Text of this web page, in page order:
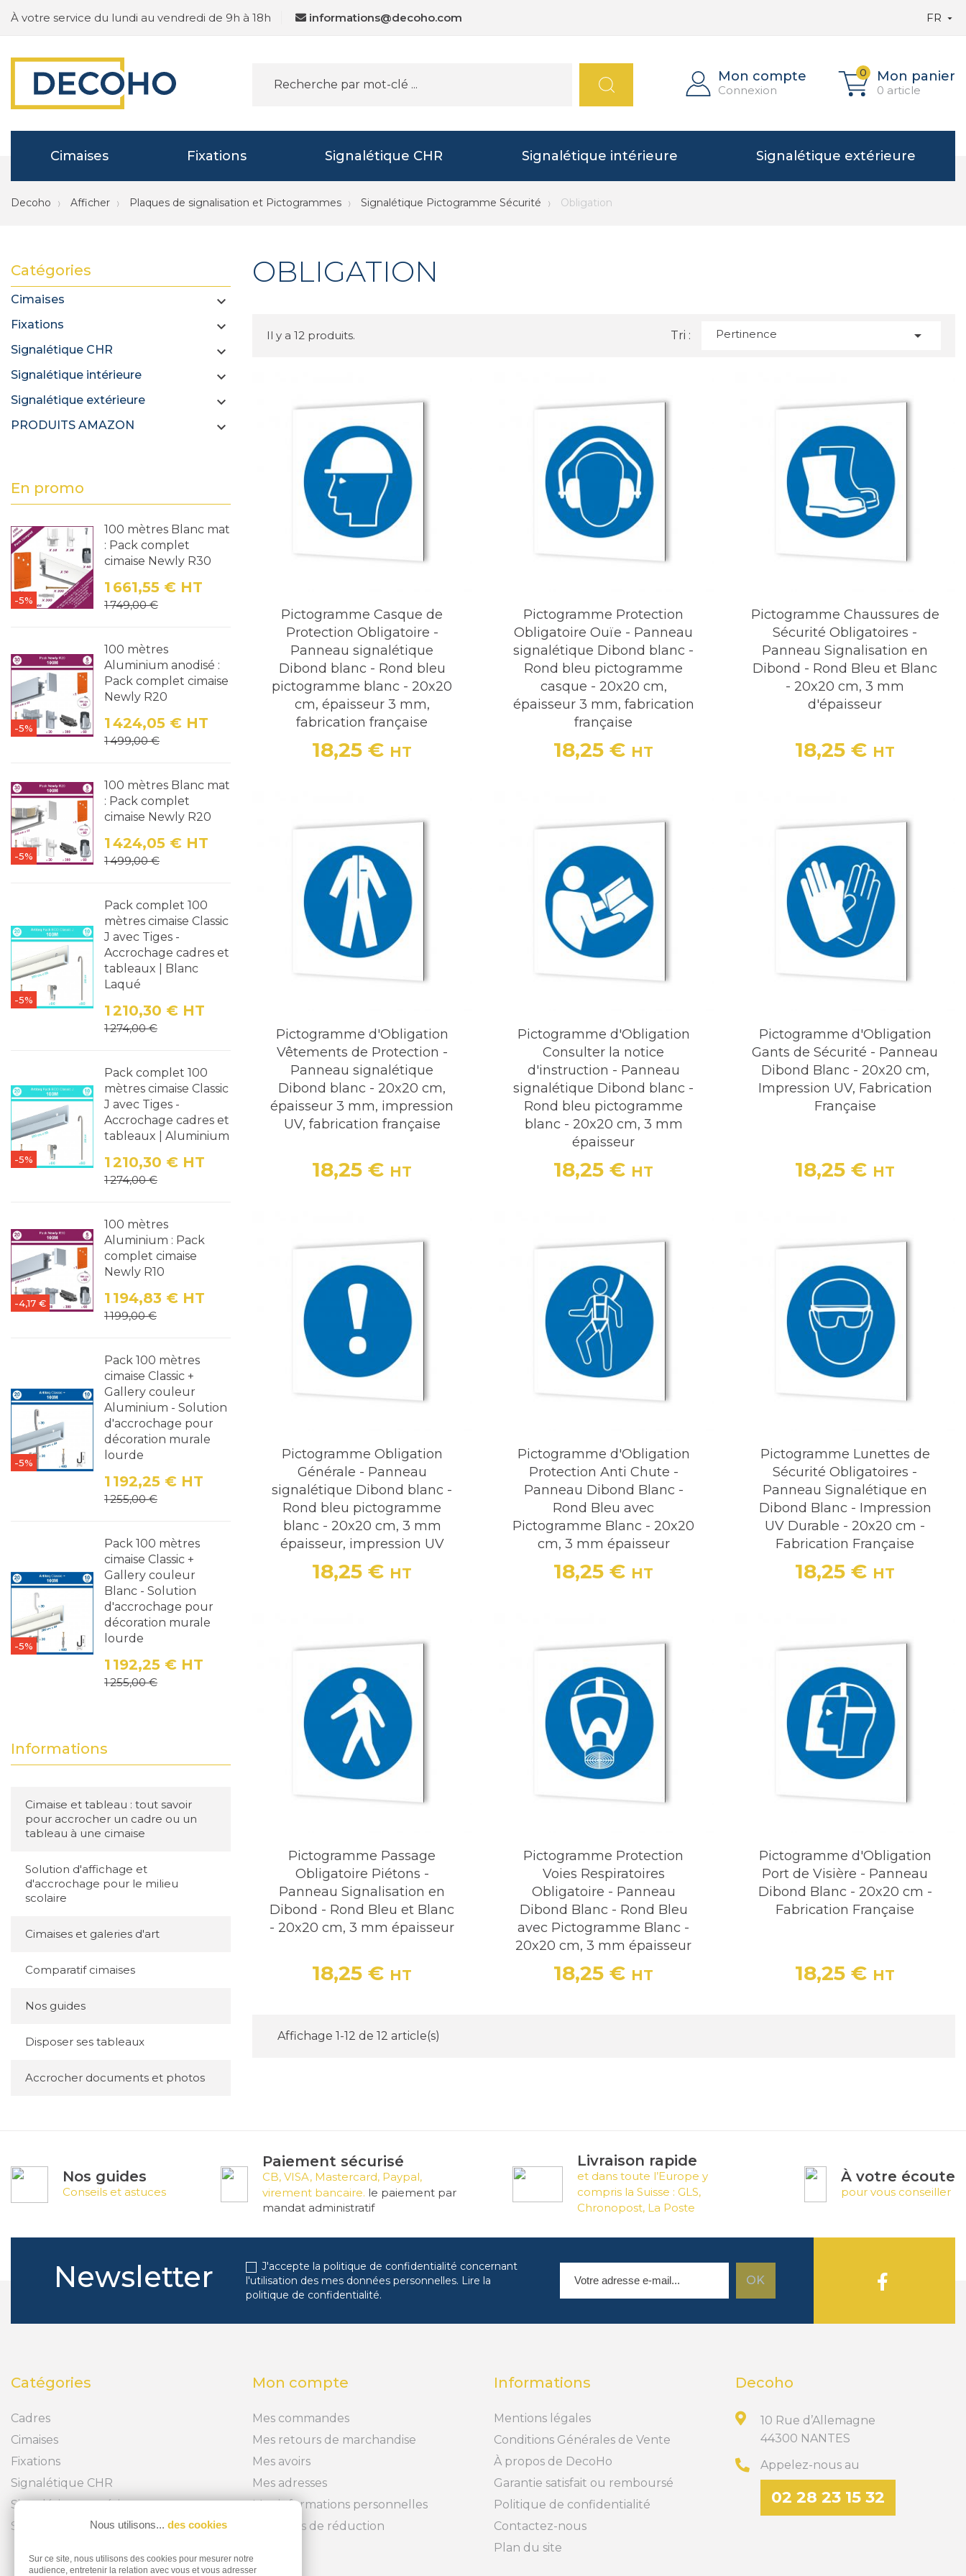
À votre service du lundi au vendredi de 9h à 18h informations@decoho.com FR 
Mon compte
Connexion
0 Mon panier
0 article
Cimaises Fixations Signalétique CHR Signalétique intérieure Signalétique extérieure
Decoho Afficher Plaques de signalisation et Pictogrammes Signalétique Pictogramme Sécurité Obligation
Catégories
Cimaises 
Fixations 
Signalétique CHR 
Signalétique intérieure 
Signalétique extérieure 
PRODUITS AMAZON 
En promo
-5%
100 mètres Blanc mat
: Pack complet
cimaise Newly R30
Prix
1 661,55 € HT
Prix de base
1 749,00 €
-5%
100 mètres
Aluminium anodisé :
Pack complet cimaise
Newly R20
Prix
1 424,05 € HT
Prix de base
1 499,00 €
-5%
100 mètres Blanc mat
: Pack complet
cimaise Newly R20
Prix
1 424,05 € HT
Prix de base
1 499,00 €
-5%
Pack complet 100
mètres cimaise Classic
J avec Tiges -
Accrochage cadres et
tableaux | Blanc
Laqué
Prix
1 210,30 € HT
Prix de base
1 274,00 €
-5%
Pack complet 100
mètres cimaise Classic
J avec Tiges -
Accrochage cadres et
tableaux | Aluminium
Prix
1 210,30 € HT
Prix de base
1 274,00 €
-4,17 €
100 mètres
Aluminium : Pack
complet cimaise
Newly R10
Prix
1 194,83 € HT
Prix de base
1 199,00 €
-5%
Pack 100 mètres
cimaise Classic +
Gallery couleur
Aluminium - Solution
d'accrochage pour
décoration murale
lourde
Prix
1 192,25 € HT
Prix de base
1 255,00 €
-5%
Pack 100 mètres
cimaise Classic +
Gallery couleur
Blanc - Solution
d'accrochage pour
décoration murale
lourde
Prix
1 192,25 € HT
Prix de base
1 255,00 €
Informations
Cimaise et tableau : tout savoir
pour accrocher un cadre ou un
tableau à une cimaise
Solution d'affichage et
d'accrochage pour le milieu
scolaire
Cimaises et galeries d'art
Comparatif cimaises
Nos guides
Disposer ses tableaux
Accrocher documents et photos
OBLIGATION
Il y a 12 produits. Tri : Pertinence 
Pictogramme Casque de
Protection Obligatoire -
Panneau signalétique
Dibond blanc - Rond bleu
pictogramme blanc - 20x20
cm, épaisseur 3 mm,
fabrication française
Prix
18,25 € HT
Pictogramme Protection
Obligatoire Ouïe - Panneau
signalétique Dibond blanc -
Rond bleu pictogramme
casque - 20x20 cm,
épaisseur 3 mm, fabrication
française
Prix
18,25 € HT
Pictogramme Chaussures de
Sécurité Obligatoires -
Panneau Signalisation en
Dibond - Rond Bleu et Blanc
- 20x20 cm, 3 mm
d'épaisseur
Prix
18,25 € HT
Pictogramme d'Obligation
Vêtements de Protection -
Panneau signalétique
Dibond blanc - 20x20 cm,
épaisseur 3 mm, impression
UV, fabrication française
Prix
18,25 € HT
Pictogramme d'Obligation
Consulter la notice
d'instruction - Panneau
signalétique Dibond blanc -
Rond bleu pictogramme
blanc - 20x20 cm, 3 mm
épaisseur
Prix
18,25 € HT
Pictogramme d'Obligation
Gants de Sécurité - Panneau
Dibond Blanc - 20x20 cm,
Impression UV, Fabrication
Française
Prix
18,25 € HT
Pictogramme Obligation
Générale - Panneau
signalétique Dibond blanc -
Rond bleu pictogramme
blanc - 20x20 cm, 3 mm
épaisseur, impression UV
Prix
18,25 € HT
Pictogramme d'Obligation
Protection Anti Chute -
Panneau Dibond Blanc -
Rond Bleu avec
Pictogramme Blanc - 20x20
cm, 3 mm épaisseur
Prix
18,25 € HT
Pictogramme Lunettes de
Sécurité Obligatoires -
Panneau Signalétique en
Dibond Blanc - Impression
UV Durable - 20x20 cm -
Fabrication Française
Prix
18,25 € HT
Pictogramme Passage
Obligatoire Piétons -
Panneau Signalisation en
Dibond - Rond Bleu et Blanc
- 20x20 cm, 3 mm épaisseur
Prix
18,25 € HT
Pictogramme Protection
Voies Respiratoires
Obligatoire - Panneau
Dibond Blanc - Rond Bleu
avec Pictogramme Blanc -
20x20 cm, 3 mm épaisseur
Prix
18,25 € HT
Pictogramme d'Obligation
Port de Visière - Panneau
Dibond Blanc - 20x20 cm -
Fabrication Française
Prix
18,25 € HT
Affichage 1-12 de 12 article(s)
Nos guides
Conseils et astuces
Paiement sécurisé
CB, VISA, Mastercard, Paypal,
virement bancaire. le paiement par
mandat administratif
Livraison rapide
et dans toute l’Europe y
compris la Suisse : GLS,
Chronopost, La Poste
À votre écoute
pour vous conseiller
Newsletter
J'accepte la politique de confidentialité concernant
l'utilisation des mes données personnelles. Lire la
politique de confidentialité.
Catégories
Cadres
Cimaises
Fixations
Signalétique CHR
Signalétique extérieure
Signalétique intérieure
Mon compte
Mes commandes
Mes retours de marchandise
Mes avoirs
Mes adresses
Mes informations personnelles
Mes bons de réduction
Informations
Mentions légales
Conditions Générales de Vente
À propos de DecoHo
Garantie satisfait ou remboursé
Politique de confidentialité
Contactez-nous
Plan du site
Decoho
10 Rue d’Allemagne
44300 NANTES
Appelez-nous au
02 28 23 15 32
Nous utilisons... des cookies
Sur ce site, nous utilisons des cookies pour mesurer notre
audience, entretenir la relation avec vous et vous adresser